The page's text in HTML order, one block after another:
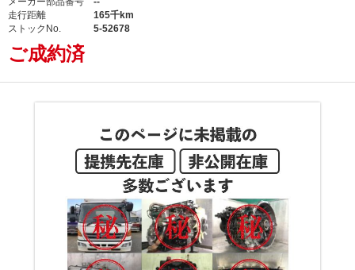
走行距離
165千km
ストックNo.
5-52678
ご成約済